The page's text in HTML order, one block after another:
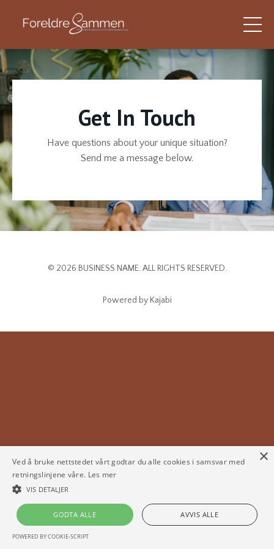
Get In Touch
Have questions about your unique situation?
Send me a message below.
© 2026 BUSINESS NAME. ALL RIGHTS RESERVED.
Powered by Kajabi
×
Ved å bruke nettstedet vårt godtar du alle cookies i samsvar med
retningslinjene våre. Les mer
VIS DETALJER
GODTA ALLE AVVIS ALLE
STRENGT NØDVENDIG
POWERED BY COOKIE-SCRIPT